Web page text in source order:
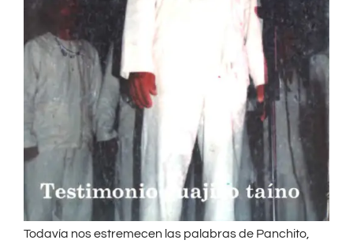
Todavía nos estremecen las palabras de Panchito,